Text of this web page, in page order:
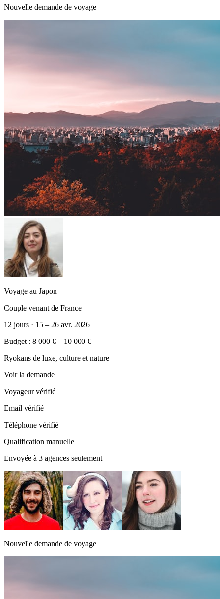
Nouvelle demande de voyage
Voyage au Japon
Couple venant de France
12 jours · 15 – 26 avr. 2026
Budget : 8 000 € – 10 000 €
Ryokans de luxe, culture et nature
Voir la demande
Voyageur vérifié
Email vérifié
Téléphone vérifié
Qualification manuelle
Envoyée à 3 agences seulement
Nouvelle demande de voyage